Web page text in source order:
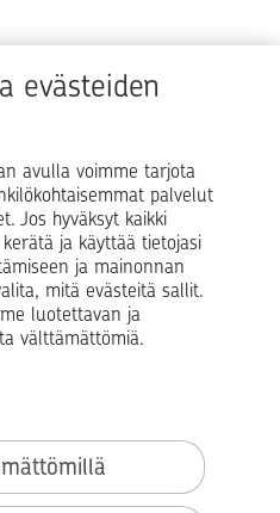
evästeiden
avulla voimme tarjota
palvelut
Jos hyväksyt kaikki
ja käyttää tietojasi
ja mainonnan
mitä evästeitä sallit.
luotettavan ja
välttämättömiä.
Yrityselämä
Vahinkoapu